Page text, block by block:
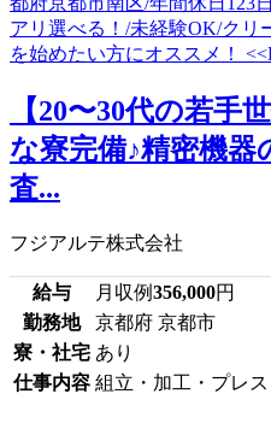
【20〜30代の若手
な寮完備♪精密機器
査...
フジアルテ株式会社
給与 月収例356,000円
勤務地
京都府 京都市
寮・社宅 あり
仕事内容 組立・加工・プレ